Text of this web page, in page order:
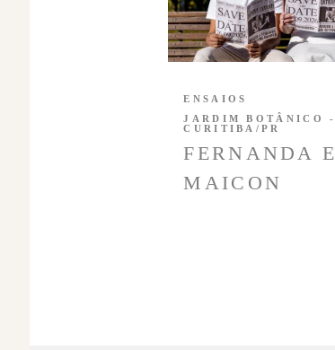
FERNANDA E
MAICON
ENSAIOS
JARDIM BOTÂNICO -
CURITIBA/PR